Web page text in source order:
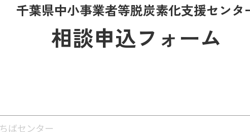
千葉県中小事業者等脱炭素化支援センタ
相談申込フォーム